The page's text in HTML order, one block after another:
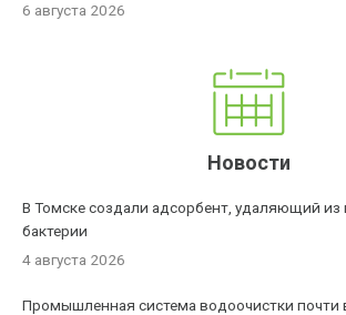
6 августа 2026
Новости
В Томске создали адсорбент, удаляющий
бактерии
4 августа 2026
Промышленная система водоочистки почти